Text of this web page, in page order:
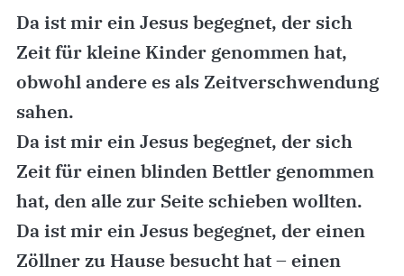
Da ist mir ein Jesus begegnet, der sich
Zeit für kleine Kinder genommen hat,
obwohl andere es als Zeitverschwendung
sahen.
Da ist mir ein Jesus begegnet, der sich
Zeit für einen blinden Bettler genommen
hat, den alle zur Seite schieben wollten.
Da ist mir ein Jesus begegnet, der einen
Zöllner zu Hause besucht hat – einen